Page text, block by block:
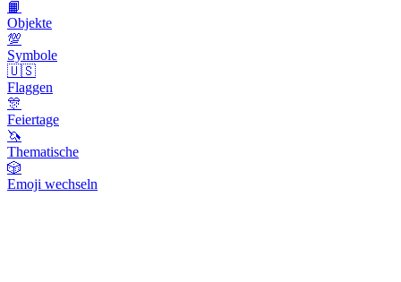
📙
Objekte
💯
Symbole
🇺🇸
Flaggen
🎊
Feiertage
🦄
Thematische
🎲
Emoji wechseln